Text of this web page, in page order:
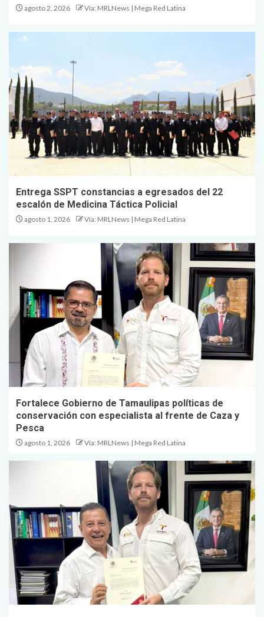
agosto 2, 2026 Vía: MRLNews | Mega Red Latina
Entrega SSPT constancias a egresados del 22
escalón de Medicina Táctica Policial
agosto 1, 2026 Vía: MRLNews | Mega Red Latina
Fortalece Gobierno de Tamaulipas políticas de
conservación con especialista al frente de Caza y
Pesca
agosto 1, 2026 Vía: MRLNews | Mega Red Latina